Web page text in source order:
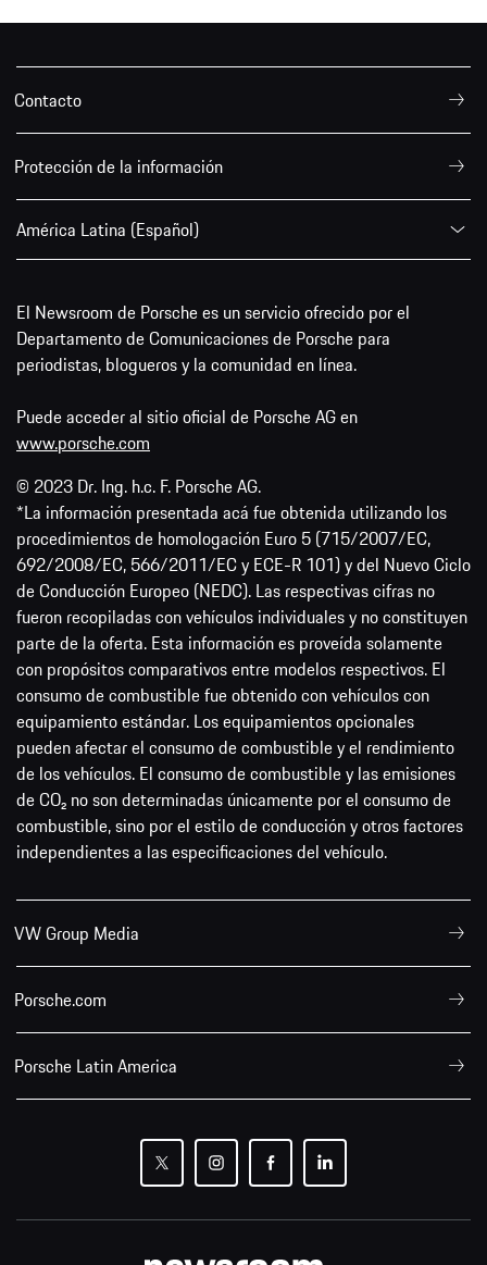
Contacto
Protección de la información
América Latina (Español)
El Newsroom de Porsche es un servicio ofrecido por el
Departamento de Comunicaciones de Porsche para
periodistas, blogueros y la comunidad en línea.
Puede acceder al sitio oficial de Porsche AG en
www.porsche.com
© 2023 Dr. Ing. h.c. F. Porsche AG.
*La información presentada acá fue obtenida utilizando los
procedimientos de homologación Euro 5 (715/2007/EC,
692/2008/EC, 566/2011/EC y ECE-R 101) y del Nuevo Ciclo
de Conducción Europeo (NEDC). Las respectivas cifras no
fueron recopiladas con vehículos individuales y no constituyen
parte de la oferta. Esta información es proveída solamente
con propósitos comparativos entre modelos respectivos. El
consumo de combustible fue obtenido con vehículos con
equipamiento estándar. Los equipamientos opcionales
pueden afectar el consumo de combustible y el rendimiento
de los vehículos. El consumo de combustible y las emisiones
de CO₂ no son determinadas únicamente por el consumo de
combustible, sino por el estilo de conducción y otros factores
independientes a las especificaciones del vehículo.
VW Group Media
Porsche.com
Porsche Latin America